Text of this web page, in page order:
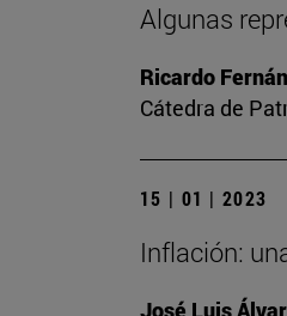
Algunas
Ricardo
Cátedra de
15 | 01 | 2023
Inflación:
José Luis